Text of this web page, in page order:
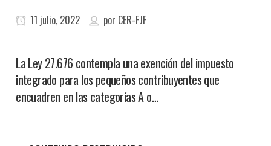
11 julio, 2022 por CER-FJF
La Ley 27.676 contempla una exención del impuesto
integrado para los pequeños contribuyentes que
encuadren en las categorías A o…